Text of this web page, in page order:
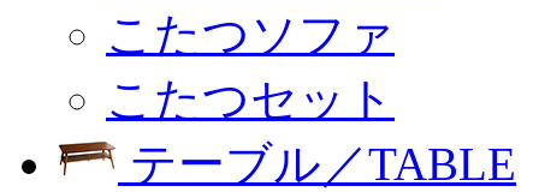
こたつソファ
こたつセット
テーブル／TABLE